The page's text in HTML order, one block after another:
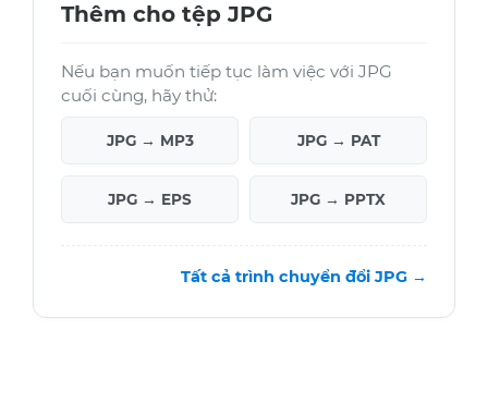
Thêm cho tệp JPG
Nếu bạn muốn tiếp tục làm việc với JPG
cuối cùng, hãy thử:
JPG → MP3 JPG → PAT
JPG → EPS JPG → PPTX
Tất cả trình chuyển đổi JPG →